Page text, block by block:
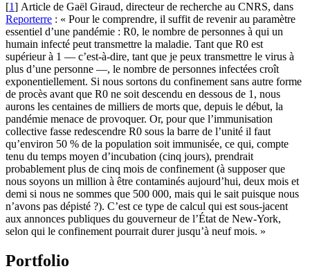
[1] Article de Gaël Giraud, directeur de recherche au CNRS, dans
Reporterre : « Pour le comprendre, il suffit de revenir au paramètre
essentiel d’une pandémie : R0, le nombre de personnes à qui un
humain infecté peut transmettre la maladie. Tant que R0 est
supérieur à 1 — c’est-à-dire, tant que je peux transmettre le virus à
plus d’une personne —, le nombre de personnes infectées croît
exponentiellement. Si nous sortons du confinement sans autre forme
de procès avant que R0 ne soit descendu en dessous de 1, nous
aurons les centaines de milliers de morts que, depuis le début, la
pandémie menace de provoquer. Or, pour que l’immunisation
collective fasse redescendre R0 sous la barre de l’unité il faut
qu’environ 50 % de la population soit immunisée, ce qui, compte
tenu du temps moyen d’incubation (cinq jours), prendrait
probablement plus de cinq mois de confinement (à supposer que
nous soyons un million à être contaminés aujourd’hui, deux mois et
demi si nous ne sommes que 500 000, mais qui le sait puisque nous
n’avons pas dépisté ?). C’est ce type de calcul qui est sous-jacent
aux annonces publiques du gouverneur de l’État de New-York,
selon qui le confinement pourrait durer jusqu’à neuf mois. »
Portfolio